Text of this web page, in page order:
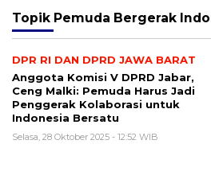
Topik Pemuda Bergerak
DPR RI DAN DPRD JAWA BARAT
Anggota Komisi V DPRD Jabar,
Ceng Malki: Pemuda Harus Jadi
Penggerak Kolaborasi untuk
Indonesia Bersatu
Selasa, 28 Oktober 2025 - 12:52 WIB